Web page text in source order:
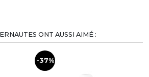
ONT AUSSI AIMÉ :
-37%